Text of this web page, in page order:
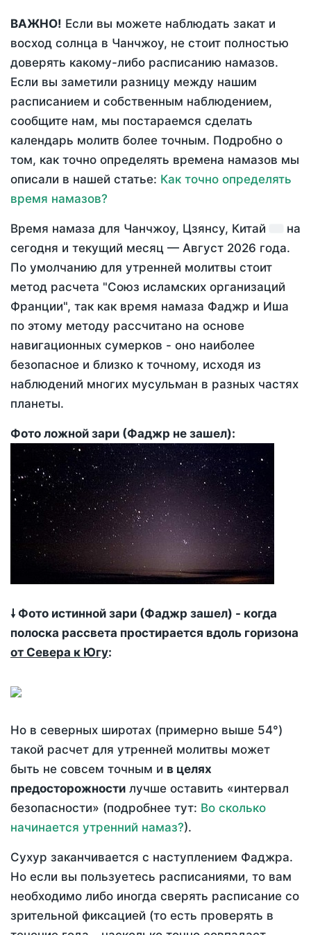
ВАЖНО! Если вы можете наблюдать закат и
восход солнца в Чанчжоу, не стоит полностью
доверять какому-либо расписанию намазов.
Если вы заметили разницу между нашим
расписанием и собственным наблюдением,
сообщите нам, мы постараемся сделать
календарь молитв более точным. Подробно о
том, как точно определять времена намазов мы
описали в нашей статье: Как точно определять
время намазов?
Время намаза для Чанчжоу, Цзянсу, Китай
на
сегодня и текущий месяц — Август 2026 года.
По умолчанию для утренней молитвы стоит
метод расчета "Союз исламских организаций
Франции", так как время намаза Фаджр и Иша
по этому методу рассчитано на основе
навигационных сумерков - оно наиболее
безопасное и близко к точному, исходя из
наблюдений многих мусульман в разных частях
планеты.
Фото ложной зари (Фаджр не зашел):
🠗 Фото истинной зари (Фаджр зашел) - когда
полоска рассвета простирается вдоль горизона
от Севера к Югу:
Но в северных широтах (примерно выше 54°)
такой расчет для утренней молитвы может
быть не совсем точным и в целях
предосторожности лучше оставить «интервал
безопасности» (подробнее тут: Во сколько
начинается утренний намаз?).
Сухур заканчивается с наступлением Фаджра.
Но если вы пользуетесь расписаниями, то вам
необходимо либо иногда сверять расписание со
зрительной фиксацией (то есть проверять в